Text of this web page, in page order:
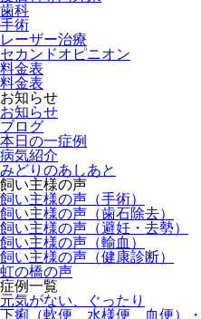
歯科
手術
レーザー治療
セカンドオピニオン
料金表
料金表
お知らせ
お知らせ
ブログ
本日の一症例
病気紹介
みどりのあしあと
飼い主様の声
飼い主様の声（手術）
飼い主様の声（歯石除去）
飼い主様の声（避妊・去勢）
飼い主様の声（輸血）
飼い主様の声（健康診断）
虹の橋の声
症例一覧
元気がない、ぐったり
下痢（軟便、水様便、血便）